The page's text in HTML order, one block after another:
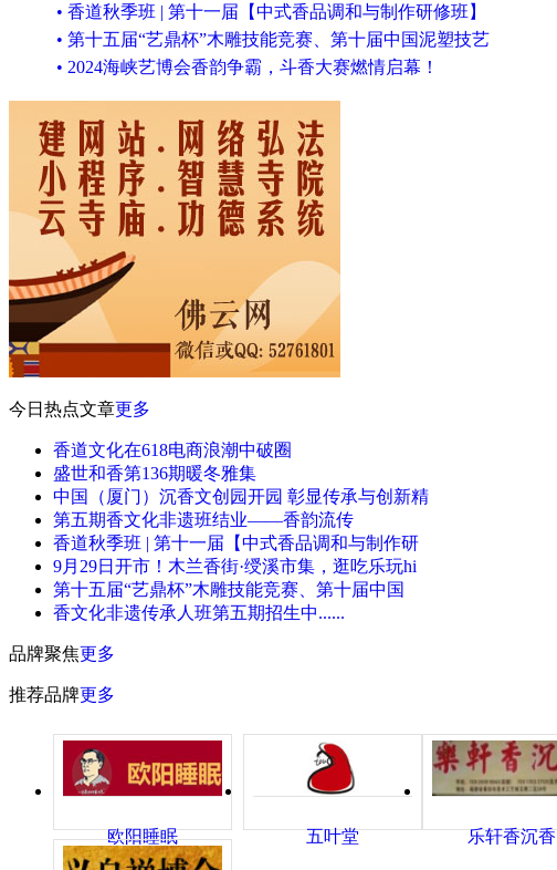
• 香道秋季班 | 第十一届【中式香品调和与制作研修班】
• 第十五届“艺鼎杯”木雕技能竞赛、第十届中国泥塑技艺
• 2024海峡艺博会香韵争霸，斗香大赛燃情启幕！
今日热点文章更多
香道文化在618电商浪潮中破圈
盛世和香第136期暖冬雅集
中国（厦门）沉香文创园开园 彰显传承与创新精
第五期香文化非遗班结业——香韵流传
香道秋季班 | 第十一届【中式香品调和与制作研
9月29日开市！木兰香街·绶溪市集，逛吃乐玩hi
第十五届“艺鼎杯”木雕技能竞赛、第十届中国
香文化非遗传承人班第五期招生中......
品牌聚焦更多
推荐品牌更多
欧阳睡眠 五叶堂 乐轩香沉香